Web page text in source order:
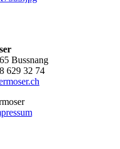
Bussnang
629 32 74